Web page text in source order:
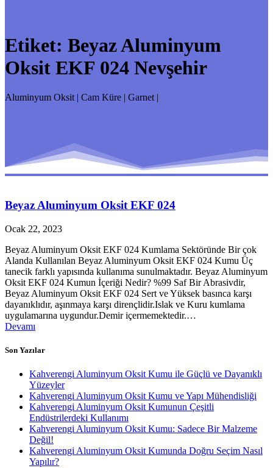
Etiket: Beyaz Aluminyum
Oksit EKF 024 Nevşehir
Aluminyum Oksit | Cam Küre | Garnet |
Beyaz Aluminyum Oksit EKF 024
Ocak 22, 2023
Beyaz Aluminyum Oksit EKF 024 Kumlama Sektöründe Bir çok
Alanda Kullanılan Beyaz Aluminyum Oksit EKF 024 Kumu Üç
tanecik farklı yapısında kullanıma sunulmaktadır. Beyaz Aluminyum
Oksit EKF 024 Kumun İçeriği Nedir? %99 Saf Bir Abrasivdir,
Beyaz Aluminyum Oksit EKF 024 Sert ve Yüksek basınca karşı
dayanıklıdır, aşınmaya karşı dirençlidir.Islak ve Kuru kumlama
uygulamarına uygundur.Demir içermemektedir.…
Devamı
Son Yazılar
Kahverengi Aluminyum Oksit Kumu ile Güçlü ve Dayanıklı
Yüzeyler
Kahverengi Aluminyum Oksit Kumu ve Yapı Mühendisliği
Kahverengi Aluminyum Oksit Kumunun Çeşitli
Endüstrilerdeki Kullanımı
Kahverengi Aluminyum Oksit Kumu: Sadece Bir Malzeme
Değil!
Kahverengi Aluminyum Oksit Kumunda Doğru Seçim Nasıl
Yapılır?